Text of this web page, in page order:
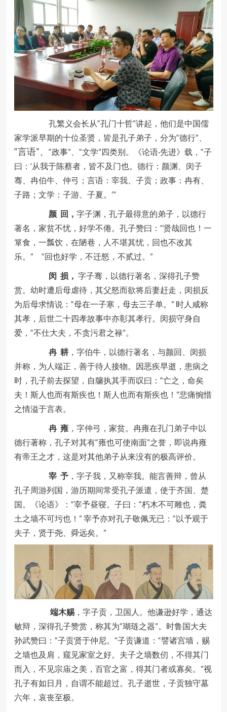
孔繁义会长从“孔门十哲”讲起，他们是中国儒
家学派早期的十位圣贤，皆是孔子弟子，分为“德行”、
“言语”、
“政事”、“文学”四类别。《论语·先进》载，“子
曰：‘从我于陈蔡者，皆不及门也。 德行： 颜渊
闵子
骞
冉伯牛、仲弓；言语： 宰我、子贡； 政事：冉有、
子路；文学：子游、子夏。’”
颜 回， 字子渊，孔子最得意的弟子，以德行
著名，家贫不忧，好学不倦。孔子赞曰：“贤哉回也！一
箪食，一瓢饮，在陋巷，人不堪其忧，回也不改其
乐。” “回也好学，不迁怒，不贰过。”
闵 损， 字子骞，以德行著名，深得孔子赞
赏。幼时遭后母虐待，其父怒而欲将后妻赶走，闵损反
为后母求情说：“母在一子寒，母去三子单。” 时人咸称
其孝，后世二十四孝故事中亦彰其孝行。闵损守身自
爱，“不仕大夫，不贪污君之禄”。
冉 耕，字伯牛，以德行著名，与颜回、闵损
并称，为人端正，善于待人接物。因恶疾早逝，患病之
时，孔子前去探望，自牖执其手而叹曰：“亡之，命矣
夫！斯人也而有斯疾也！斯人也而有斯疾也！”悲痛惋惜
之情溢于言表。
冉 雍，字仲弓，家贫。冉雍在孔门弟子中以
德行著称，孔子对其有“雍也可使南面”之誉，即说冉雍
有帝王之才，这是对其他弟子从来没有的极高评价。
宰 予，字子我，又称宰我。能言善辩，曾从
孔子周游列国，游历期间常受孔子派遣，使于齐国 、楚
国。《论语》：“宰予昼寝。子曰：“朽木不可雕也，粪
土之墙不可圬也！” 宰予亦对孔子敬佩无已：“以予观于
夫子，贤于尧、舜远矣。”
端木赐，字子贡，卫国人。他谦逊好学，通达
敏辩，深得孔子赞赏，称其为“瑚琏之器”。时鲁国大夫
孙武赞曰：“子贡贤于仲尼。”子贡谦道：“譬诸宫墙，赐
之墙也及肩，窥见家室之好。夫子之墙数仞，不得其门
而入，不见宗庙之美，百官之富，得其门者或寡矣。”视
孔子有如日月，自谓不能超过。孔子逝世，子贡独守墓
六年，哀丧至极。